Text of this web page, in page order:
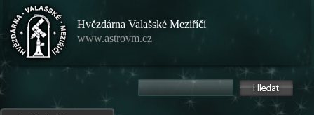
Hvězdárna Valašské Meziříčí
www.astrovm.cz